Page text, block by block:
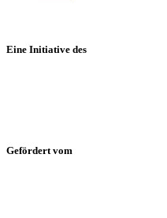
Eine Initiative des
Gefördert vom